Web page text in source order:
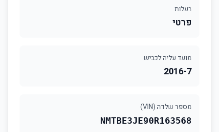
בעלות
פרטי
מועד עליה לכביש
2016-7
מספר שלדה (VIN)
NMTBE3JE90R163568